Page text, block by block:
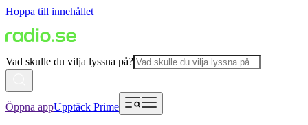
Hoppa till innehållet
Vad skulle du vilja lyssna på?
Öppna appUpptäck Prime